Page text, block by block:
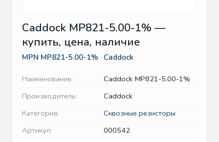
Caddock MP821-5.00-1% —
купить, цена, наличие
MPN MP821-5.00-1% · Caddock
Наименование:
Caddock MP821-5.00-1%
Производитель:
Caddock
Категория:
Сквозные резисторы
Артикул:
000542